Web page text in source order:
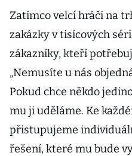
Zatímco velcí hráči na
zakázky v tisícových
zákazníky, kteří
„Nemusíte u nás
Pokud chce někdo
mu ji uděláme. Ke
přistupujeme
řešení, které mu bude